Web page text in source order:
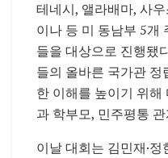
테네시, 앨라배마, 사
이나 등 미 동남부 5개
들을 대상으로 진행됐
들의 올바른 국가관
한 이해를 높이기 위해
과 학부모, 민주평통
이날 대회는 김민재·